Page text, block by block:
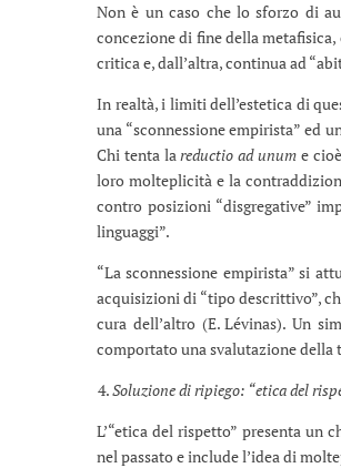
Non è un caso che lo sforzo di
concezione di fine della
critica e, dall’altra, continua ad
In realtà, i limiti dell’estetica di
una “sconnessione empirista” ed
Chi tenta lareductio ad unum e
loro molteplicità e la
contro posizioni “disgregative”
linguaggi”.
“La sconnessione empirista” si
acquisizioni di “tipo descrittivo”,
cura dell’altro (E. Lévinas). Un
comportato una svalutazione della
Soluzione di ripiego: “etica del
L’“etica del rispetto” presenta un
nel passato e include l’idea di